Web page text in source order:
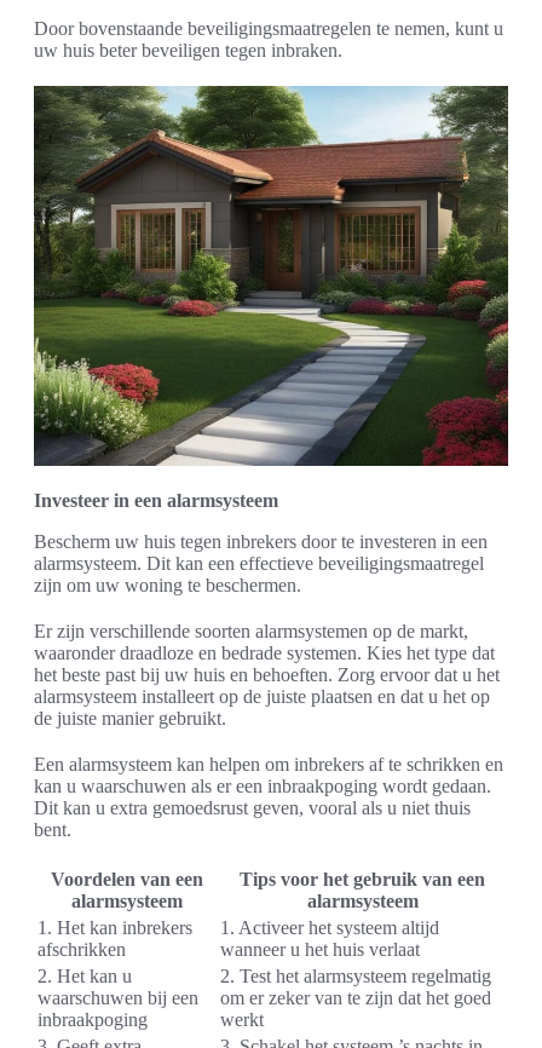
Door bovenstaande beveiligingsmaatregelen te nemen, kunt u
uw huis beter beveiligen tegen inbraken.
Investeer in een alarmsysteem
Bescherm uw huis tegen inbrekers door te investeren in een
alarmsysteem. Dit kan een effectieve beveiligingsmaatregel
zijn om uw woning te beschermen.
Er zijn verschillende soorten alarmsystemen op de markt,
waaronder draadloze en bedrade systemen. Kies het type dat
het beste past bij uw huis en behoeften. Zorg ervoor dat u het
alarmsysteem installeert op de juiste plaatsen en dat u het op
de juiste manier gebruikt.
Een alarmsysteem kan helpen om inbrekers af te schrikken en
kan u waarschuwen als er een inbraakpoging wordt gedaan.
Dit kan u extra gemoedsrust geven, vooral als u niet thuis
bent.
Voordelen van een
alarmsysteem
Tips voor het gebruik van een
alarmsysteem
1. Het kan inbrekers
afschrikken
1. Activeer het systeem altijd
wanneer u het huis verlaat
2. Het kan u
waarschuwen bij een
inbraakpoging
2. Test het alarmsysteem regelmatig
om er zeker van te zijn dat het goed
werkt